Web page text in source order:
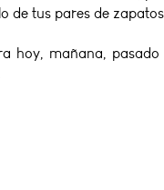
de tus pares de
hoy, mañana,